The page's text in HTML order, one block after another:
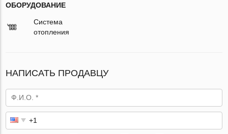
ОБОРУДОВАНИЕ
Система
отопления
НАПИСАТЬ ПРОДАВЦУ